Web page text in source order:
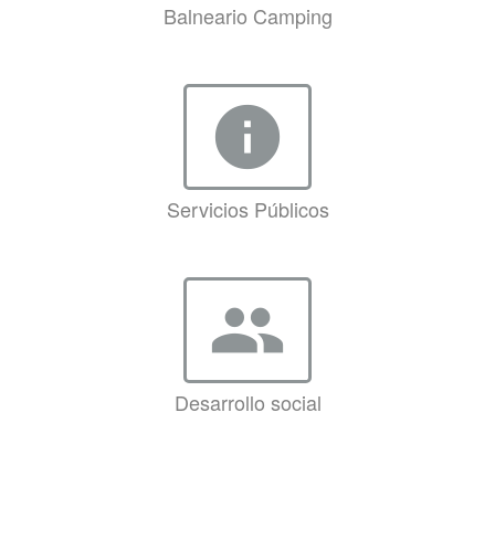
Balneario Camping
info
Servicios Públicos
group
Desarrollo social